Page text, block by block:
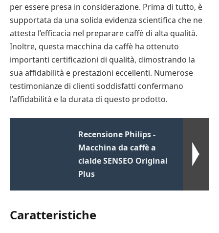
per essere presa in considerazione. Prima di tutto, è
supportata da una solida evidenza scientifica che ne
attesta l’efficacia nel preparare caffè di alta qualità.
Inoltre, questa macchina da caffè ha ottenuto
importanti certificazioni di qualità, dimostrando la
sua affidabilità e prestazioni eccellenti. Numerose
testimonianze di clienti soddisfatti confermano
l’affidabilità e la durata di questo prodotto.
Recensione Philips -
Macchina da caffè a
cialde SENSEO Original
Plus
Caratteristiche